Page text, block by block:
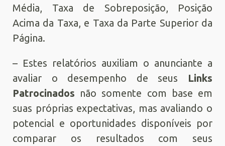
Média, Taxa de Sobreposição, Posição
Acima da Taxa, e Taxa da Parte Superior da
Página.
– Estes relatórios auxiliam o anunciante a
avaliar o desempenho de seus Links
Patrocinados não somente com base em
suas próprias expectativas, mas avaliando o
potencial e oportunidades disponíveis por
comparar os resultados com seus